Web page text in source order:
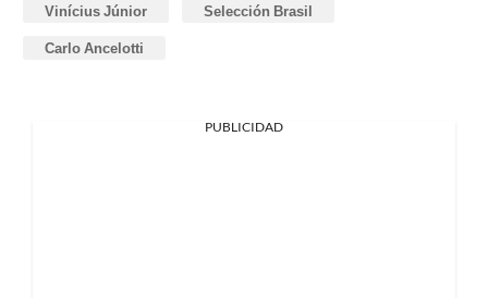
Vinícius Júnior Selección Brasil
Carlo Ancelotti
PUBLICIDAD